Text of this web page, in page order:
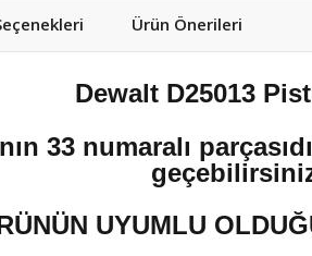
Ürün Önerileri
Dewalt D25013
33 numaralı
UYUMLU